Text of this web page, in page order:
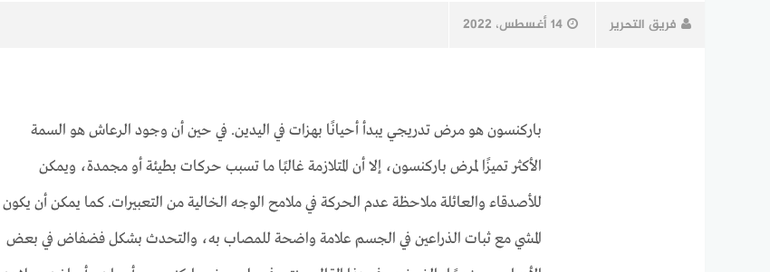
فريق التحرير 14 أغسطس، 2022
باركنسون هو مرض تدريجي يبدأ أحيانًا بهزات في اليدين. في حين أن وجود الرعاش هو السمة
الأكثر تميزًا لمرض باركنسون، إلا أن المتلازمة غالبًا ما تسبب حركات بطيئة أو مجمدة، ويمكن
للأصدقاء والعائلة ملاحظة عدم الحركة في ملامح الوجه الخالية من التعبيرات. كما يمكن أن يكون
المشي مع ثبات الذراعين في الجسم علامة واضحة للمصاب به، والتحدث بشكل فضفاض في بعض